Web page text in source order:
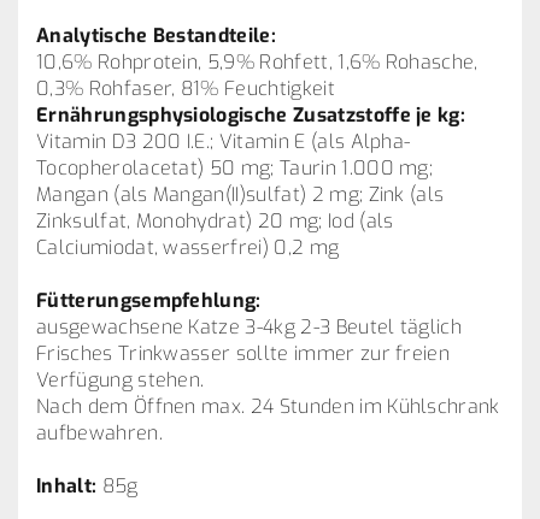
Analytische Bestandteile:
10,6% Rohprotein, 5,9% Rohfett, 1,6% Rohasche,
0,3% Rohfaser, 81% Feuchtigkeit
Ernährungsphysiologische Zusatzstoffe je kg:
Vitamin D3 200 I.E.; Vitamin E (als Alpha-
Tocopherolacetat) 50 mg; Taurin 1.000 mg;
Mangan (als Mangan(II)sulfat) 2 mg; Zink (als
Zinksulfat, Monohydrat) 20 mg; Iod (als
Calciumiodat, wasserfrei) 0,2 mg
Fütterungsempfehlung:
ausgewachsene Katze 3-4kg 2-3 Beutel täglich
Frisches Trinkwasser sollte immer zur freien
Verfügung stehen.
Nach dem Öffnen max. 24 Stunden im Kühlschrank
aufbewahren.
Inhalt: 85g